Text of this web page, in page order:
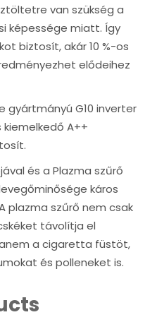
van szükség a
képessége miatt. Így
biztosít, akár 10 %-os
elődeihez
gyártmányú G10 inverter
A++
és a Plazma szűrő
káros
plazma szűrő nem csak
távolítja el
a cigaretta füstöt,
és polleneket is.